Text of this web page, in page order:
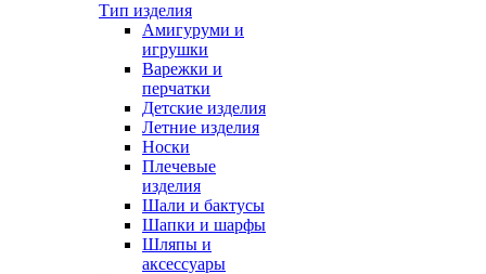
Тип изделия
Амигуруми и
игрушки
Варежки и
перчатки
Детские изделия
Летние изделия
Носки
Плечевые
изделия
Шали и бактусы
Шапки и шарфы
Шляпы и
аксессуары